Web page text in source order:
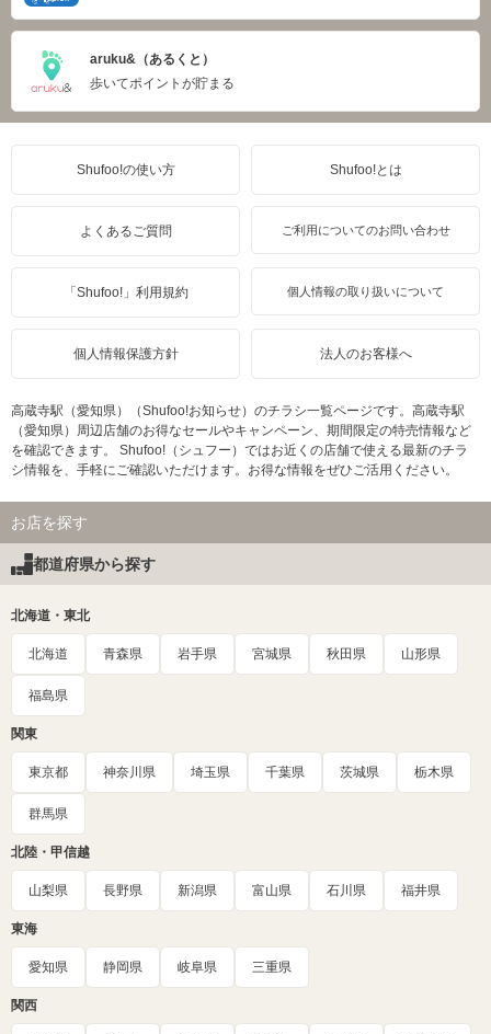
aruku&（あるくと）
歩いてポイントが貯まる
Shufoo!の使い方 Shufoo!とは
よくあるご質問 ご利用についてのお問い合わせ
「Shufoo!」利用規約 個人情報の取り扱いについて
個人情報保護方針 法人のお客様へ
高蔵寺駅（愛知県）（Shufoo!お知らせ）のチラシ一覧ページです。高蔵寺駅
（愛知県）周辺店舗のお得なセールやキャンペーン、期間限定の特売情報など
を確認できます。 Shufoo!（シュフー）ではお近くの店舗で使える最新のチラ
シ情報を、手軽にご確認いただけます。お得な情報をぜひご活用ください。
お店を探す
都道府県から探す
北海道・東北
北海道 青森県 岩手県 宮城県 秋田県 山形県
福島県
関東
東京都 神奈川県 埼玉県 千葉県 茨城県 栃木県
群馬県
北陸・甲信越
山梨県 長野県 新潟県 富山県 石川県 福井県
東海
愛知県 静岡県 岐阜県 三重県
関西